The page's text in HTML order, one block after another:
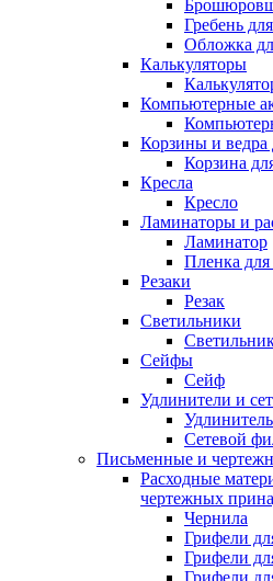
Гребень
Обложка
Калькуляторы
Компьютерные
Корзины и ведра
Корзина
Кресла
Кресло
Ламинаторы и
Ламинатор
Пленка для
Резаки
Резак
Светильники
Сейфы
Сейф
Удлинители и
Удлинитель
Сетевой
Письменные и
Расходные
чертежных
Чернила
Грифели
Грифели
Грифели